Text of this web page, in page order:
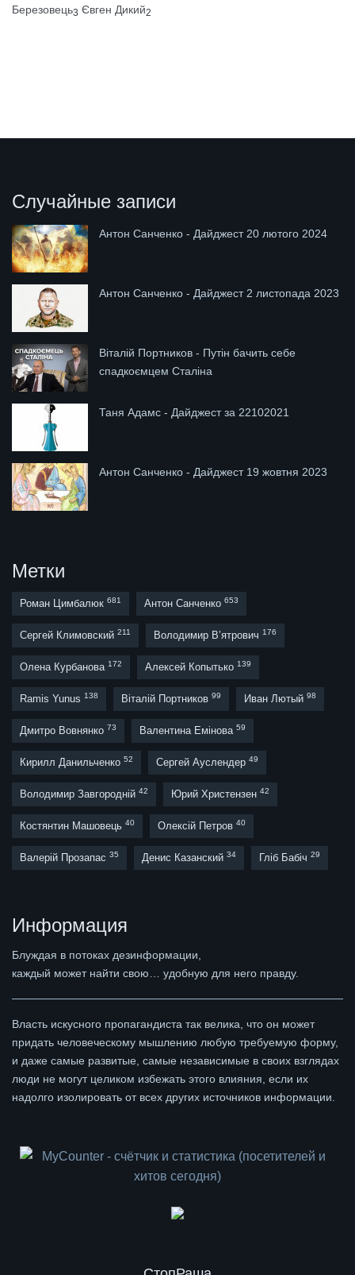
Березовець3 Євген Дикий2
Случайные записи
Антон Санченко - Дайджест 20 лютого 2024
Антон Санченко - Дайджест 2 листопада 2023
Віталій Портников - Путін бачить себе
спадкоємцем Сталіна
Таня Адамс - Дайджест за 22102021
Антон Санченко - Дайджест 19 жовтня 2023
Метки
Роман Цимбалюк 681 Антон Санченко 653
Сергей Климовский 211 Володимир В’ятрович 176
Олена Курбанова 172 Алексей Копытько 139
Ramis Yunus 138 Віталій Портников 99 Иван Лютый 98
Дмитро Вовнянко 73 Валентина Емінова 59
Кирилл Данильченко 52 Сергей Ауслендер 49
Володимир Завгородній 42 Юрий Христензен 42
Костянтин Машовець 40 Олексій Петров 40
Валерій Прозапас 35 Денис Казанский 34 Гліб Бабіч 29
Информация
Блуждая в потоках дезинформации,
каждый может найти свою… удобную для него правду.
Власть искусного пропагандиста так велика, что он может
придать человеческому мышлению любую требуемую форму,
и даже самые развитые, самые независимые в своих взглядах
люди не могут целиком избежать этого влияния, если их
надолго изолировать от всех других источников информации.